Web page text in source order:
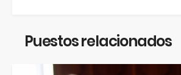
Puestos relacionados